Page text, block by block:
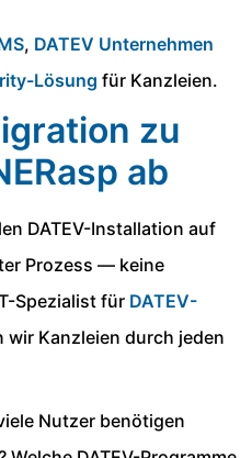
, DATEV Unternehmen
Lösung für Kanzleien.
zu
ab
DATEV-Installation auf
Prozess — keine
Spezialist für DATEV-
wir Kanzleien durch jeden
Nutzer benötigen